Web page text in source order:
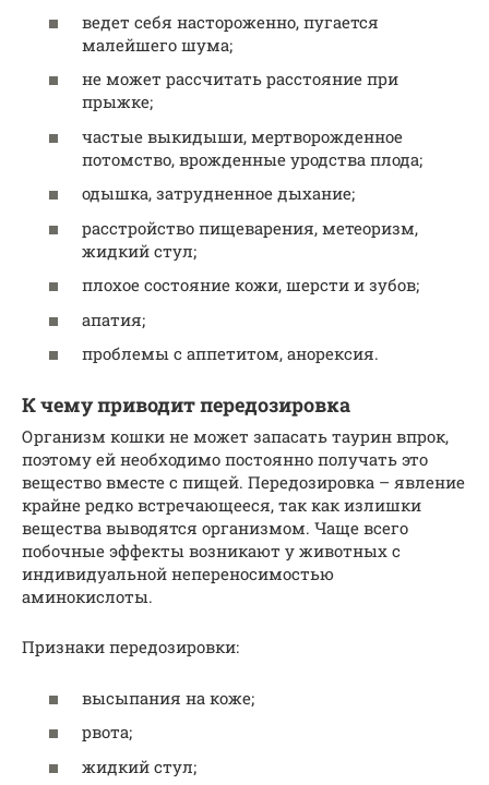
ведет себя настороженно, пугается
малейшего шума;
не может рассчитать расстояние при
прыжке;
частые выкидыши, мертворожденное
потомство, врожденные уродства плода;
одышка, затрудненное дыхание;
расстройство пищеварения, метеоризм,
жидкий стул;
плохое состояние кожи, шерсти и зубов;
апатия;
проблемы с аппетитом, анорексия.
К чему приводит передозировка
Организм кошки не может запасать таурин впрок,
поэтому ей необходимо постоянно получать это
вещество вместе с пищей. Передозировка – явление
крайне редко встречающееся, так как излишки
вещества выводятся организмом. Чаще всего
побочные эффекты возникают у животных с
индивидуальной непереносимостью
аминокислоты.
Признаки передозировки:
высыпания на коже;
рвота;
жидкий стул;